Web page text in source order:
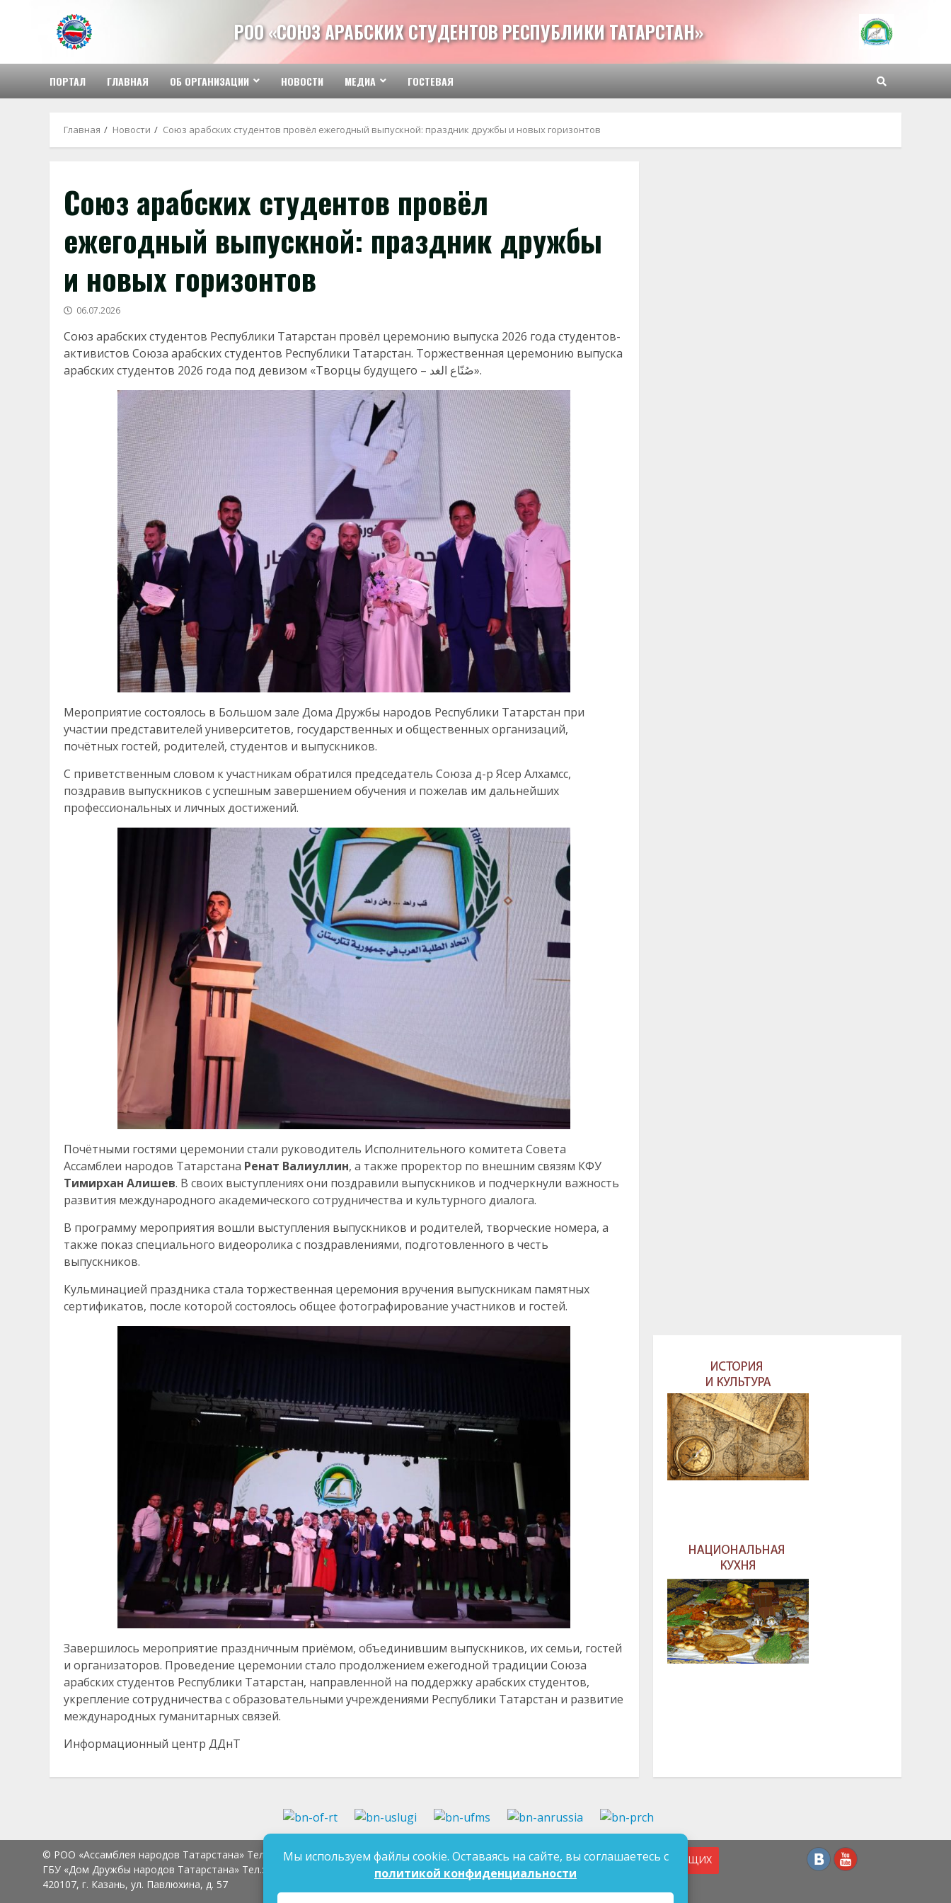
содержимому
РОО «СОЮЗ АРАБСКИХ СТУДЕНТОВ РЕСПУБЛИКИ ТАТАРСТАН»
ПОРТАЛ ГЛАВНАЯ ОБ ОРГАНИЗАЦИИ НОВОСТИ МЕДИА ГОСТЕВАЯ
Главная Новости Союз арабских студентов провёл ежегодный выпускной: праздник дружбы и новых горизонтов
Союз арабских студентов провёл
ежегодный выпускной: праздник дружбы
и новых горизонтов
06.07.2026
Союз арабских студентов Республики Татарстан провёл церемонию выпуска 2026 года студентов-
активистов Союза арабских студентов Республики Татарстан. Торжественная церемонию выпуска
арабских студентов 2026 года под девизом «Творцы будущего – صُنّاع الغد».
Мероприятие состоялось в Большом зале Дома Дружбы народов Республики Татарстан при
участии представителей университетов, государственных и общественных организаций,
почётных гостей, родителей, студентов и выпускников.
С приветственным словом к участникам обратился председатель Союза д-р Ясер Алхамсс,
поздравив выпускников с успешным завершением обучения и пожелав им дальнейших
профессиональных и личных достижений.
Почётными гостями церемонии стали руководитель Исполнительного комитета Совета
Ассамблеи народов Татарстана Ренат Валиуллин, а также проректор по внешним связям КФУ
Тимирхан Алишев. В своих выступлениях они поздравили выпускников и подчеркнули важность
развития международного академического сотрудничества и культурного диалога.
В программу мероприятия вошли выступления выпускников и родителей, творческие номера, а
также показ специального видеоролика с поздравлениями, подготовленного в честь
выпускников.
Кульминацией праздника стала торжественная церемония вручения выпускникам памятных
сертификатов, после которой состоялось общее фотографирование участников и гостей.
Завершилось мероприятие праздничным приёмом, объединившим выпускников, их семьи, гостей
и организаторов. Проведение церемонии стало продолжением ежегодной традиции Союза
арабских студентов Республики Татарстан, направленной на поддержку арабских студентов,
укрепление сотрудничества с образовательными учреждениями Республики Татарстан и развитие
международных гуманитарных связей.
Информационный центр ДДнТ
ДЛЯ СЛАБОВИДЯЩИХ
© РОО «Ассамблея народов Татарстана» Тел.: 8 (843) 237-97-99E-mail:an-tatarstan@yandex.ru
ГБУ «Дом Дружбы народов Татарстана» Тел.:
E-mail:mk.ddn@tatar.ru
420107, г. Казань, ул. Павлюхина, д. 57
Мы используем файлы cookie. Оставаясь на сайте, вы соглашаетесь с
политикой конфиденциальности